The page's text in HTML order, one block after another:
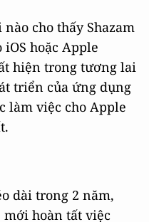
cho thấy Shazam
hoặc Apple
hiện trong tương lai
triển của ứng dụng
làm việc cho Apple
dài trong 2 năm,
mới hoàn tất việc